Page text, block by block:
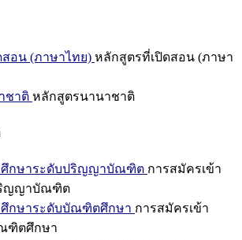
อน (ภาษาไทย) หลักสูตรที่เปิดสอน (ภาษา
ชาติ หลักสูตรนานาชาติ
ศึกษาระดับปริญญาบัณฑิต การสมัครเข้า
ญญาบัณฑิต
ศึกษาระดับบัณฑิตศึกษา การสมัครเข้า
ฑิตศึกษา